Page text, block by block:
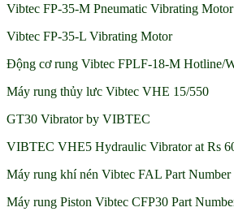
Vibtec FP-35-M Pneumatic Vibrating Motor
Vibtec FP-35-L Vibrating Motor
Động cơ rung Vibtec FPLF-18-M Hotline/
Máy rung thủy lưc Vibtec VHE 15/550
GT30 Vibrator by VIBTEC
VIBTEC VHE5 Hydraulic Vibrator at Rs
Máy rung khí nén Vibtec FAL Part Number
Máy rung Piston Vibtec CFP30 Part